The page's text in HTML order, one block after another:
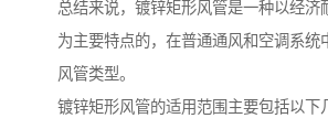
总结来说，镀锌矩形风管是一种以经济
为主要特点的，在普通通风和空调系统
风管类型。
镀锌矩形风管的适用范围主要包括以下